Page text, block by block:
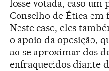
fosse votada, caso um
Conselho de Ética em
Neste caso, eles
o apoio da oposição,
ao se aproximar dos
enfraquecidos diante